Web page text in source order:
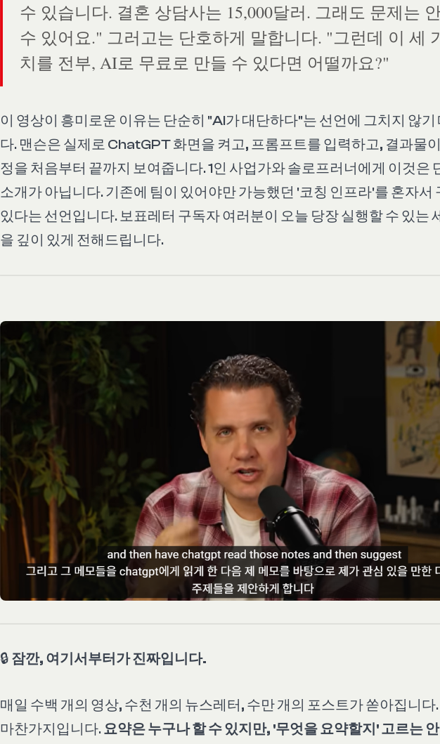
수 있습니다. 결혼 상담사는 15,000달러. 그래도 문제는
수 있어요." 그러고는 단호하게 말합니다. "그런데 이 세
치를 전부, AI로 무료로 만들 수 있다면 어떨까요?"
이 영상이 흥미로운 이유는 단순히 "AI가 대단하다"는 선언에 그치지 않기
다. 맨슨은 실제로 ChatGPT 화면을 켜고, 프롬프트를 입력하고, 결과물
정을 처음부터 끝까지 보여줍니다. 1인 사업가와 솔로프러너에게 이것은
소개가 아닙니다. 기존에 팀이 있어야만 가능했던 '코칭 인프라'를 혼자서
있다는 선언입니다. 보표레터 구독자 여러분이 오늘 당장 실행할 수 있는
을 깊이 있게 전해드립니다.
🔒 잠깐, 여기서부터가 진짜입니다.
매일 수백 개의 영상, 수천 개의 뉴스레터, 수만 개의 포스트가 쏟아집니다
마찬가지입니다.요약은 누구나 할 수 있지만, '무엇을 요약할지' 고르는